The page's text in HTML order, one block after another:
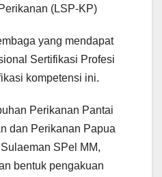
(LSP-KP)
yang mendapat
Sertifikasi Profesi
kompetensi ini.
Perikanan Pantai
dan Perikanan Papua
SPel MM,
bentuk pengakuan